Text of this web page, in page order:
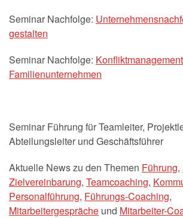
Seminar Nachfolge:
gestalten
Seminar Nachfolge:
Familienunternehmen
Seminar Führung für Teamleiter,
Abteilungsleiter und Geschäftsführer
Aktuelle News zu den Themen Führung,
Zielvereinbarung, Teamcoaching,
Personalführung, Führungs-Coaching,
Mitarbeitergespräche und Mitarbeiter-